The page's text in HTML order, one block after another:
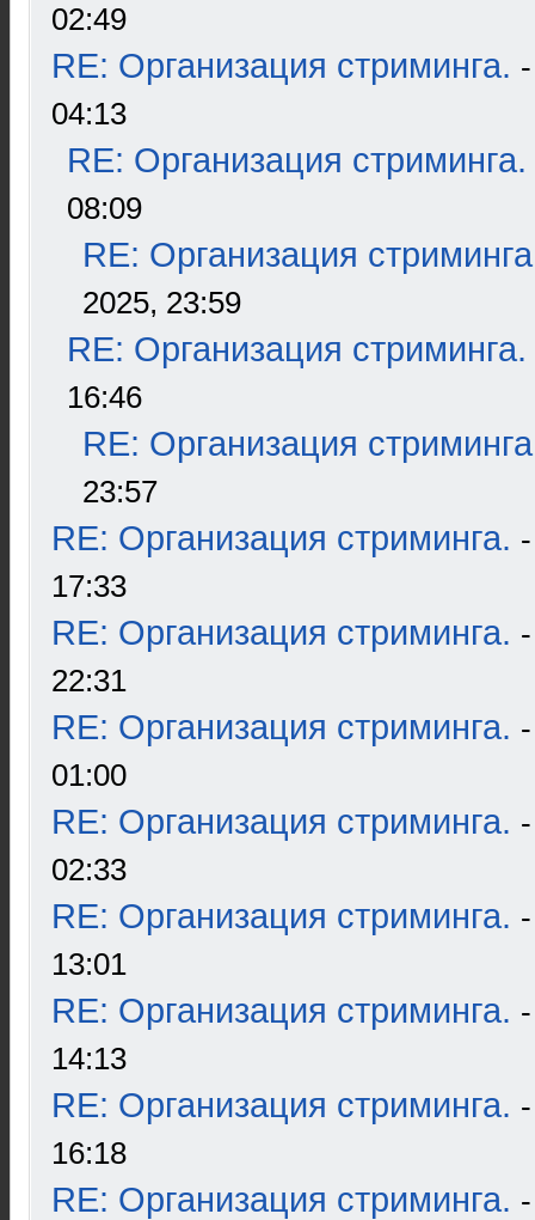
02:49
RE: Организация стриминга.
04:13
RE: Организация стриминга.
08:09
RE: Организация
2025, 23:59
RE: Организация стриминга.
16:46
RE: Организация
23:57
RE: Организация стриминга.
17:33
RE: Организация стриминга.
22:31
RE: Организация стриминга.
01:00
RE: Организация стриминга.
02:33
RE: Организация стриминга.
13:01
RE: Организация стриминга.
14:13
RE: Организация стриминга.
16:18
RE: Организация стриминга.